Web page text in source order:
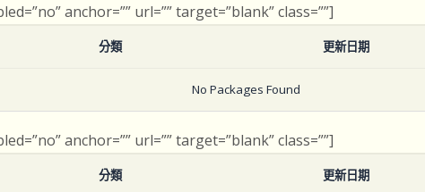
anchor=”” url=”” target=”blank” class=””]
分類 更新日期
No Packages Found
anchor=”” url=”” target=”blank” class=””]
分類 更新日期